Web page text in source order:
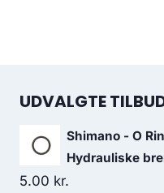
UDVALGTE
Shimano - O
Hydrauliske
5.00 kr.